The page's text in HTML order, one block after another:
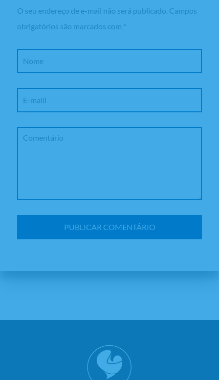
O seu endereço de e-mail não será publicado. Campos
obrigatórios são marcados com *